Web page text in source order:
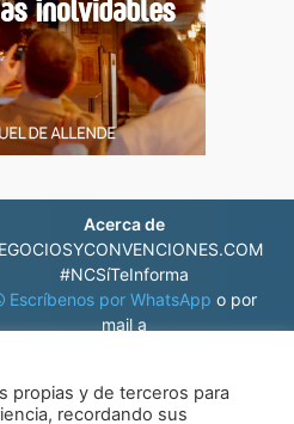
Acerca de
#NCSíTeInforma
Escríbenos por WhatsAppo por
mail a
propias y de terceros para
recordando sus